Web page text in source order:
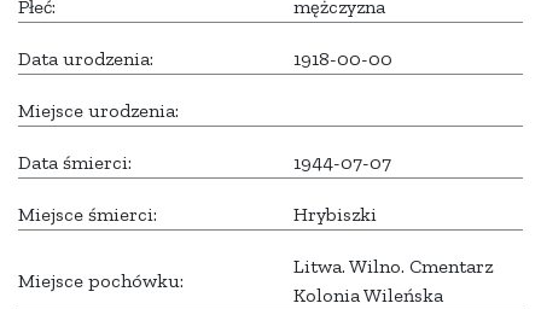
Płeć: mężczyzna
Data urodzenia: 1918-00-00
Miejsce urodzenia:
Data śmierci: 1944-07-07
Miejsce śmierci: Hrybiszki
Miejsce pochówku:
Litwa. Wilno. Cmentarz
Kolonia Wileńska